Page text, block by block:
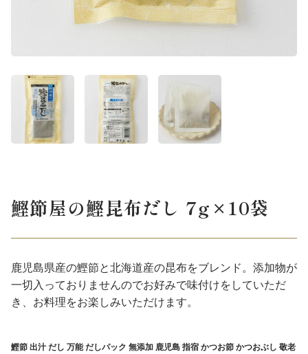
鰹節屋の鰹昆布だし 7g×10袋
鹿児島県産の鰹節と北海道産の昆布をブレンド。添加物が
一切入っておりませんのでお好みで味付けをしていただ
き、お料理をお楽しみいただけます。
鰹節 出汁 だし 万能 だしパック 無添加 鹿児島 指宿 かつお節 かつおぶし 敬老